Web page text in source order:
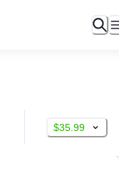
$35.99